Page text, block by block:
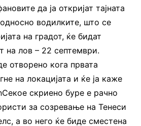
да ја откријат тајната
водилките, што се
на градот, ќе бидат
на лов – 22 септември.
отворено кога првата
на локацијата и ќе ја каже
скриено буре е рачно
за созревање на Тенеси
а во него ќе биде сместена